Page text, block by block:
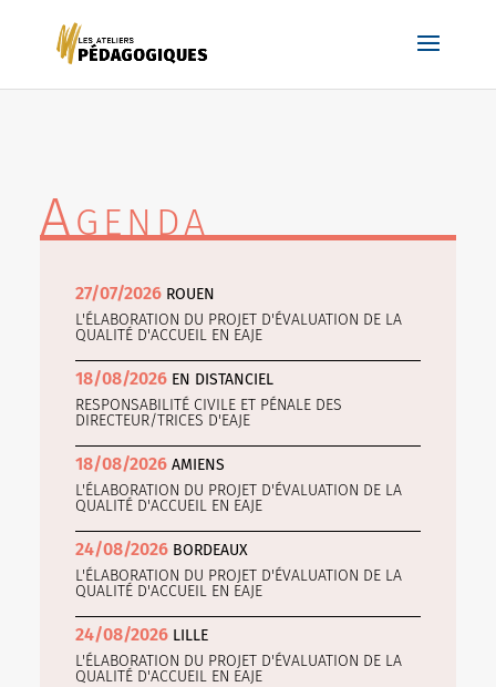
Agenda
27/07/2026 ROUEN
L'ÉLABORATION DU PROJET D'ÉVALUATION DE LA
QUALITÉ D'ACCUEIL EN EAJE
18/08/2026 EN DISTANCIEL
RESPONSABILITÉ CIVILE ET PÉNALE DES
DIRECTEUR/TRICES D'EAJE
18/08/2026AMIENS
L'ÉLABORATION DU PROJET D'ÉVALUATION DE LA
QUALITÉ D'ACCUEIL EN EAJE
24/08/2026 BORDEAUX
L'ÉLABORATION DU PROJET D'ÉVALUATION DE LA
QUALITÉ D'ACCUEIL EN EAJE
24/08/2026 LILLE
L'ÉLABORATION DU PROJET D'ÉVALUATION DE LA
QUALITÉ D'ACCUEIL EN EAJE